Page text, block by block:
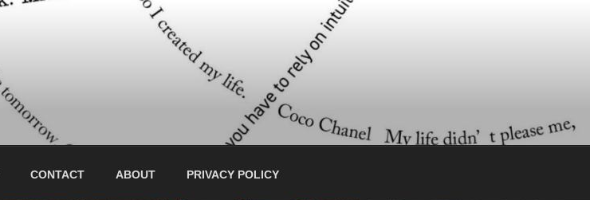
CONTACT ABOUT PRIVACY POLICY